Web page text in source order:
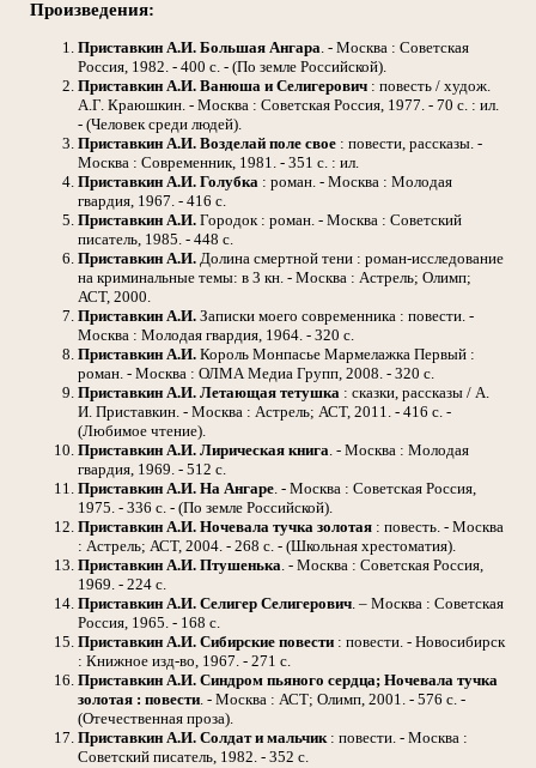
Произведения:
Приставкин А.И. Большая Ангара. - Москва : Советская
Россия, 1982. - 400 с. - (По земле Российской).
Приставкин А.И. Ванюша и Селигерович : повесть / худож.
А.Г. Краюшкин. - Москва : Советская Россия, 1977. - 70 с. : ил.
- (Человек среди людей).
Приставкин А.И. Возделай поле свое : повести, рассказы. -
Москва : Современник, 1981. - 351 с. : ил.
Приставкин А.И. Голубка : роман. - Москва : Молодая
гвардия, 1967. - 416 с.
Приставкин А.И. Городок : роман. - Москва : Советский
писатель, 1985. - 448 с.
Приставкин А.И. Долина смертной тени : роман-исследование
на криминальные темы: в 3 кн. - Москва : Астрель; Олимп;
АСТ, 2000.
Приставкин А.И. Записки моего современника : повести. -
Москва : Молодая гвардия, 1964. - 320 с.
Приставкин А.И. Король Монпасье Мармелажка Первый :
роман. - Москва : ОЛМА Медиа Групп, 2008. - 320 с.
Приставкин А.И. Летающая тетушка : сказки, рассказы / А.
И. Приставкин. - Москва : Астрель; АСТ, 2011. - 416 с. -
(Любимое чтение).
Приставкин А.И. Лирическая книга. - Москва : Молодая
гвардия, 1969. - 512 с.
Приставкин А.И. На Ангаре. - Москва : Советская Россия,
1975. - 336 с. - (По земле Российской).
Приставкин А.И. Ночевала тучка золотая : повесть. - Москва
: Астрель; АСТ, 2004. - 268 с. - (Школьная хрестоматия).
Приставкин А.И. Птушенька. - Москва : Советская Россия,
1969. - 224 с.
Приставкин А.И. Селигер Селигерович. – Москва : Советская
Россия, 1965. - 168 с.
Приставкин А.И. Сибирские повести : повести. - Новосибирск
: Книжное изд-во, 1967. - 271 с.
Приставкин А.И. Синдром пьяного сердца; Ночевала тучка
золотая : повести. - Москва : АСТ; Олимп, 2001. - 576 с. -
(Отечественная проза).
Приставкин А.И. Солдат и мальчик: повести. - Москва :
Советский писатель, 1982. - 352 с.